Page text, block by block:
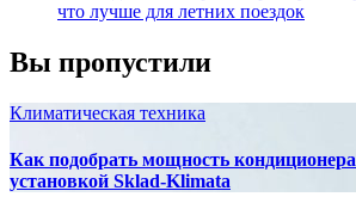
что лучше для летних поездок
Вы пропустили
Климатическая техника
Как подобрать мощность кондиционера
установкой Sklad-Klimata